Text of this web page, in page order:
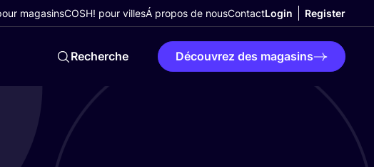
magasinsCOSH! pour villesÁ propos de nousContactLogin Register
Recherche Découvrez des magasins